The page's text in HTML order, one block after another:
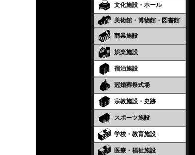
文化施設・ホール
美術館・博物館・図書館
商業施設
娯楽施設
宿泊施設
冠婚葬祭式場
宗教施設・史跡
スポーツ施設
学校・教育施設
医療・福祉施設